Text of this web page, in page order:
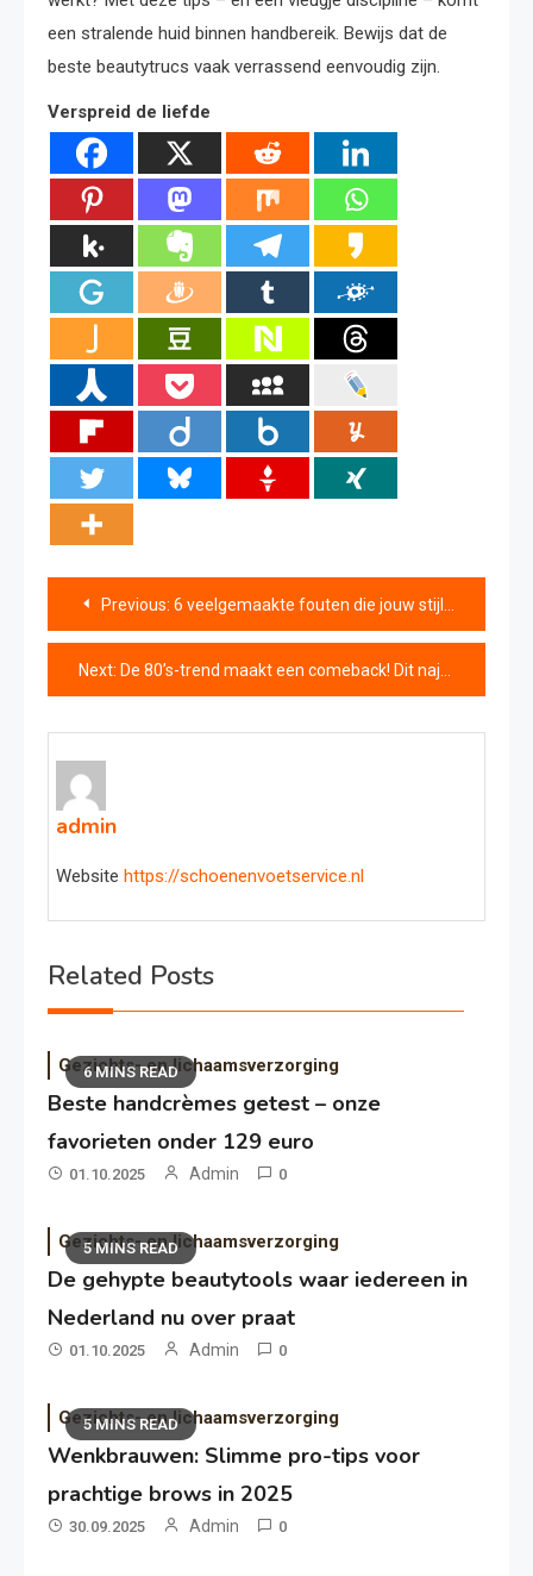
een stralende huid binnen handbereik. Bewijs dat de
beste beautytrucs vaak verrassend eenvoudig zijn.
Verspreid de liefde
Bericht
navigatie
Previous: 6 veelgemaakte fouten die jouw stijl minder elegant maken
Next: De 80’s-trend maakt een comeback! Dit najaar willen we allemaal brede schouders
admin
Website https://schoenenvoetservice.nl
Related Posts
6 MINS READ
Gezichts- en lichaamsverzorging
Beste handcrèmes getest – onze
favorieten onder 129 euro
01.10.2025 Admin 0
5 MINS READ
Gezichts- en lichaamsverzorging
De gehypte beautytools waar iedereen in
Nederland nu over praat
01.10.2025 Admin 0
5 MINS READ
Gezichts- en lichaamsverzorging
Wenkbrauwen: Slimme pro-tips voor
prachtige brows in 2025
30.09.2025 Admin 0